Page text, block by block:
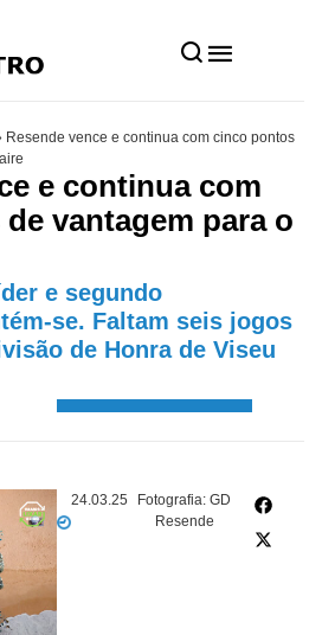
Resende vence e continua com cinco pontos
e continua com
vantagem para o
e segundo
se. Faltam seis jogos
de Honra de Viseu
24.03.25
Fotografia: GD
Resende